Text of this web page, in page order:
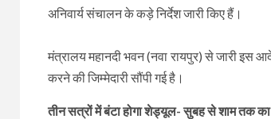
अनिवार्य संचालन के कड़े निर्देश जारी किए हैं।
मंत्रालय महानदी भवन (नवा रायपुर) से जारी इस
करने की जिम्मेदारी सौंपी गई है।
तीन सत्रों में बंटा होगा शेड्यूल- सुबह से शाम तक